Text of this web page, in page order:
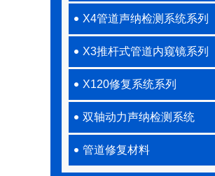
X4管道声纳检测系统系列
X3推杆式管道内窥镜系列
X120修复系统系列
双轴动力声纳检测系统
管道修复材料